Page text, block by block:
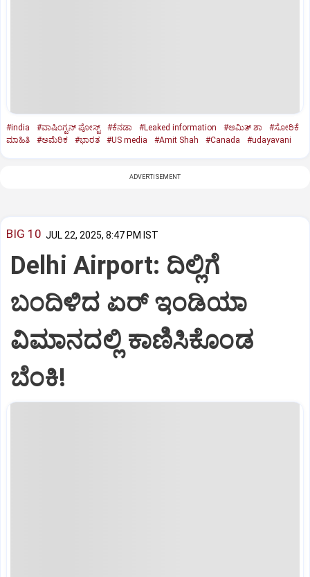
#india #ವಾಷಿಂಗ್ಟನ್‌ ಪೋಸ್ಟ್‌ #ಕೆನಡಾ #Leaked information #ಅಮಿತ್‌ ಶಾ
#ಸೋರಿಕೆ
ಮಾಹಿತಿ
#ಅಮೆರಿಕ #ಭಾರತ #US media #Amit Shah #Canada #udayavani
ADVERTISEMENT
BIG 10 JUL 22, 2025, 8:47 PM IST
Delhi Airport: ದಿಲ್ಲಿಗೆ
ಬಂದಿಳಿದ ಏರ್‌ ಇಂಡಿಯಾ
ವಿಮಾನದಲ್ಲಿ ಕಾಣಿಸಿಕೊಂಡ
ಬೆಂಕಿ!